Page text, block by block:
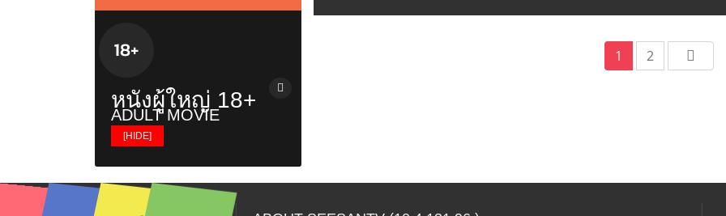
เอฟ เอ คัพ / FA Cup
ไทยพรีเมียร์ลีก / Thai Premier
บอลถ้วย+บอลกระชับมิตร+บอลอื่นๆ
ยูโร / EURO
พรีเมียร์ลีก / Premier League
เรียลลิตี้โชว์ / Reality & Singing
ทอล์กโชว์ / Talk Shows
รายการอาหาร / Cooking Shows
รายการท่องเที่ยว / Travel Show
รายการวันหยุดพิเศษ / Holiday
Shows
เรื่องวิญญาณและสิ่งลี้ลับ / Mysteries
Show
รายการเกาหลี / Korean Show
หนังผู้ใหญ่ 18+
ADULT MOVIE
[HIDE]
หนังผู้ใหญ่ญี่ปุ่น
หนังผู้ใหญ่ฝรั่ง
หนังผู้ใหญ่ไทย
1 2